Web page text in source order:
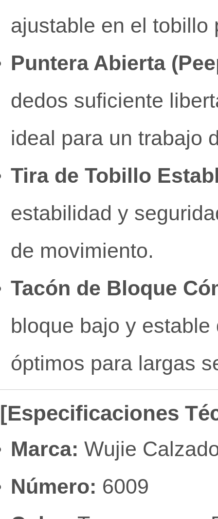
ajustable en el tobillo
Puntera Abierta
dedos suficiente
ideal para un trabajo
Tira de Tobillo
estabilidad y
de movimiento.
Tacón de Bloque
bloque bajo y
óptimos para largas
[Especificaciones
Marca: Wujie
Número: 6009